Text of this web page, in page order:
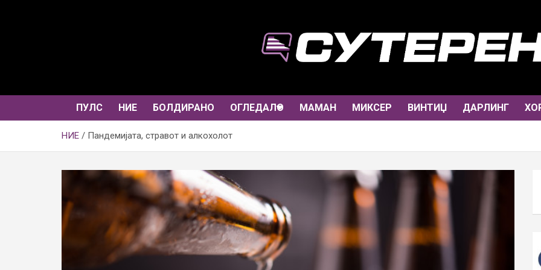
ПУЛС НИЕ БОЛДИРАНО ОГЛЕДАЛО МАМАН МИКСЕР ВИНТИЏ ДАРЛИНГ
НИЕ Пандемијата, стравот и алкохолот